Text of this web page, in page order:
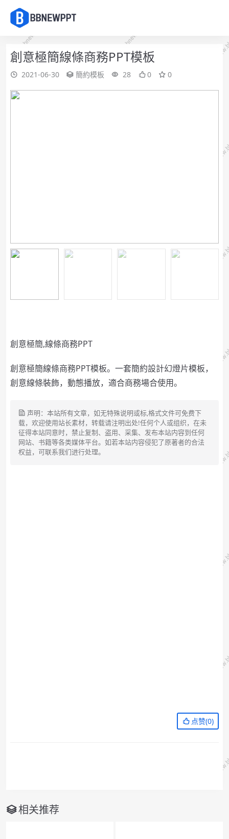
創意極簡線條商務PPT模板
2021-06-30 簡約模板 28 0 0
創意極簡,線條商務PPT
創意極簡線條商務PPT模板。一套簡約設計幻燈片模板，
創意線條裝飾，動態播放，適合商務場合使用。
声明：本站所有文章，如无特殊说明或标,格式文件可免费下
载，欢迎使用站长素材，转载请注明出处!任何个人或组织，在未
征得本站同意时，禁止复制、盗用、采集、发布本站内容到任何
网站、书籍等各类媒体平台。如若本站内容侵犯了原著者的合法
权益，可联系我们进行处理。
点赞(0)
相关推荐